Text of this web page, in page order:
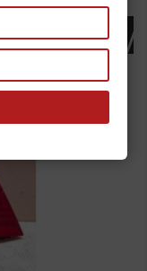
LA MISMA